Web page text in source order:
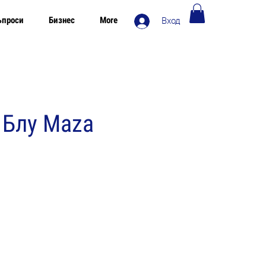
Вход
Бизнес More
Maza